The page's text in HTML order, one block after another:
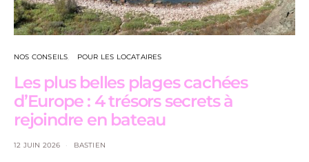
NOS CONSEILS POUR LES LOCATAIRES
Les plus belles plages cachées
d’Europe : 4 trésors secrets à
rejoindre en bateau
12 JUIN 2026 BASTIEN